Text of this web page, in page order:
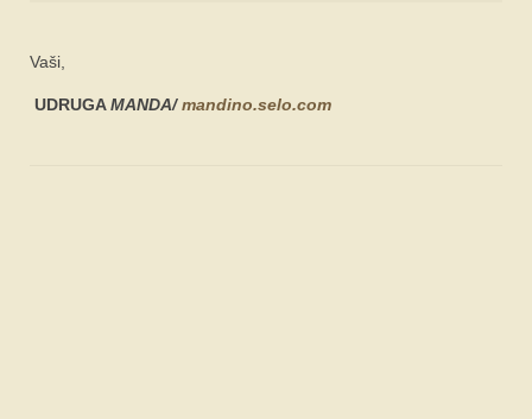
Vaši,
UDRUGAMANDA/mandino.selo.com